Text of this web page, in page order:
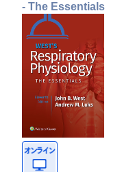
- The Essentials